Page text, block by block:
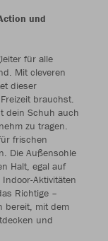
und
für alle
Mit cleveren
dieser
brauchst.
dein Schuh auch
zu tragen.
frischen
Die Außensohle
Halt, egal auf
Aktivitäten
Richtige –
bereit, mit dem
und